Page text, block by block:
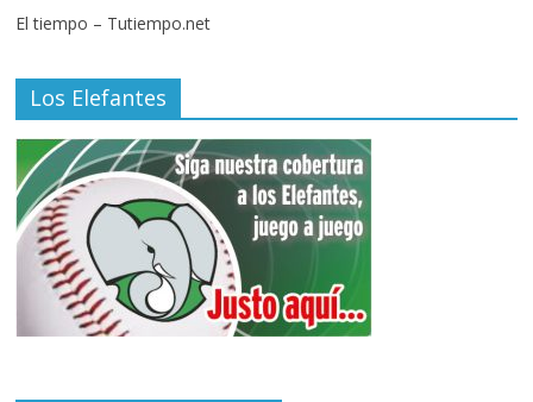
El tiempo – Tutiempo.net
Los Elefantes